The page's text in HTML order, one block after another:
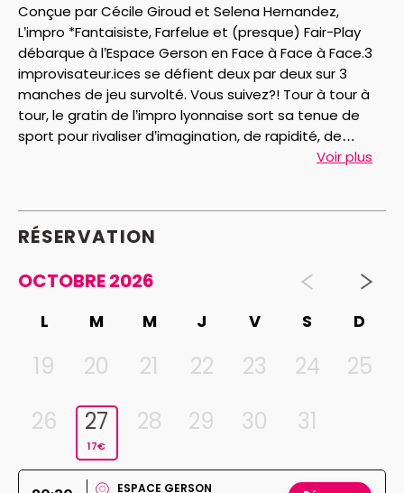
Conçue par Cécile Giroud et Selena Hernandez,
L’impro *Fantaisiste, Farfelue et (presque) Fair-Play
débarque à l’Espace Gerson en Face à Face à Face.3
improvisateur.ices se défient deux par deux sur 3
manches de jeu survolté. Vous suivez?! Tour à tour à
tour, le gratin de l’impro lyonnaise sort sa tenue de
sport pour rivaliser d’imagination, de rapidité, de
virtuosité et électriser le public. Vous venez?!Voir plus
RÉSERVATION
OCTOBRE 2026
L M M J V S D
19 20 21 22 23 24
25
26
27
17€
28 29 30 31
ESPACE GERSON